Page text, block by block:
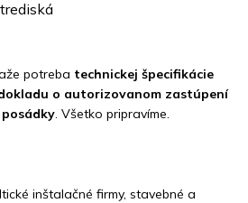
potreba technickej špecifikácie
o autorizovanom zastúpení
. Všetko pripravíme.
inštalačné firmy, stavebné a